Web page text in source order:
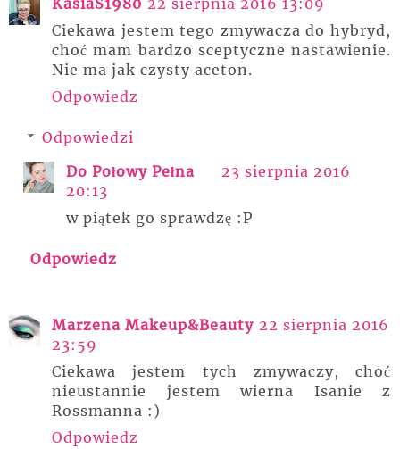
KasiaS1980 22 sierpnia 2016 13:09
Ciekawa jestem tego zmywacza do hybryd,
choć mam bardzo sceptyczne nastawienie.
Nie ma jak czysty aceton.
Odpowiedz
Odpowiedzi
Do Połowy Pełna
23 sierpnia 2016
20:13
w piątek go sprawdzę :P
Odpowiedz
Marzena Makeup&Beauty 22 sierpnia 2016
23:59
Ciekawa jestem tych zmywaczy, choć
nieustannie jestem wierna Isanie z
Rossmanna :)
Odpowiedz